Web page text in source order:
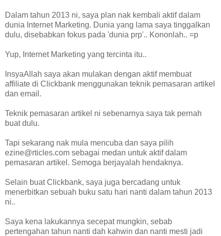
Dalam tahun 2013 ni, saya plan nak kembali aktif dalam
dunia Internet Marketing. Dunia yang lama saya tinggalkan
dulu, disebabkan fokus pada 'dunia prp'.. Kononlah.. =p
Yup, Internet Marketing yang tercinta itu..
InsyaAllah saya akan mulakan dengan aktif membuat
affiliate di Clickbank menggunakan teknik pemasaran artikel
dan email.
Teknik pemasaran artikel ni sebenarnya saya tak pernah
buat dulu.
Tapi sekarang nak mula mencuba dan saya pilih
ezine@rticles.com sebagai medan untuk aktif dalam
pemasaran artikel. Semoga berjayalah hendaknya.
Selain buat Clickbank, saya juga bercadang untuk
menerbitkan sebuah buku satu hari nanti dalam tahun 2013
ni..
Saya kena lakukannya secepat mungkin, sebab
pertengahan tahun nanti dah kahwin dan nanti mesti jadi